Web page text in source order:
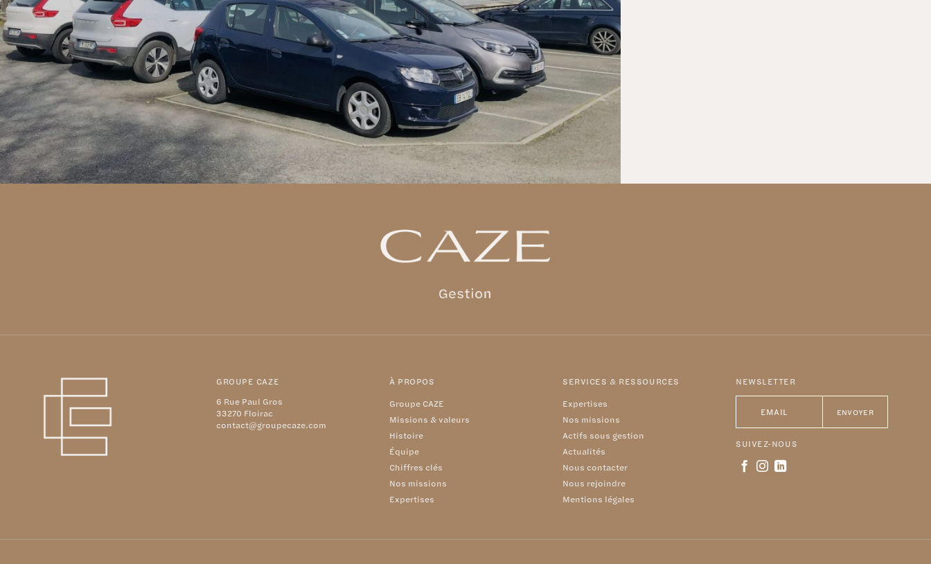
GROUPE CAZE
6 Rue Paul Gros
33270 Floirac
contact@groupecaze.com
À PROPOS
Groupe CAZE
Missions & valeurs
Histoire
Équipe
Chiffres clés
Nos missions
Expertises
SERVICES & RESSOURCES
Expertises
Nos missions
Actifs sous gestion
Actualités
Nous contacter
Nous rejoindre
Mentions légales
NEWSLETTER
SUIVEZ-NOUS